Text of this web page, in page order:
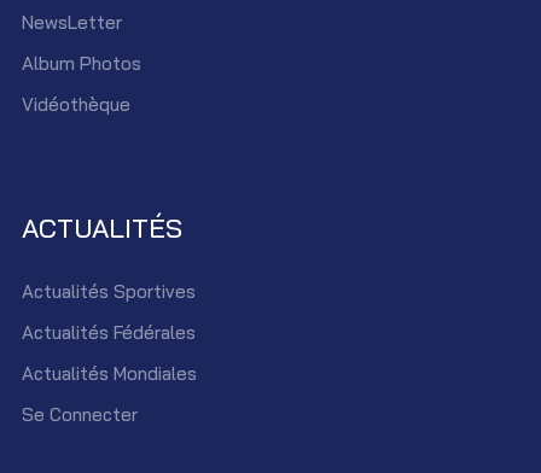
NewsLetter
Album Photos
Vidéothèque
ACTUALITÉS
Actualités Sportives
Actualités Fédérales
Actualités Mondiales
Se Connecter